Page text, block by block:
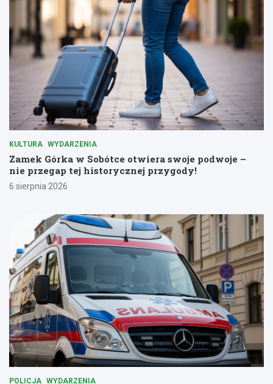
KULTURA WYDARZENIA
Zamek Górka w Sobótce otwiera swoje podwoje –
nie przegap tej historycznej przygody!
6 sierpnia 2026
POLICJA WYDARZENIA